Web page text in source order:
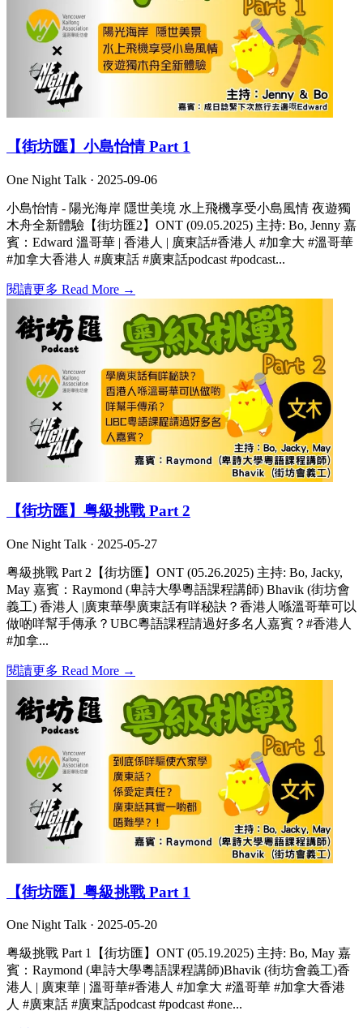
【街坊匯】小島怡情 Part 1
One Night Talk · 2025-09-06
小島怡情 - 陽光海岸 隱世美境 水上飛機享受小島風情 夜遊獨
木舟全新體驗【街坊匯2】ONT (09.05.2025) 主持: Bo, Jenny 嘉
賓：Edward 溫哥華 | 香港人 | 廣東話#香港人 #加拿大 #溫哥華
#加拿大香港人 #廣東話 #廣東話podcast #podcast...
閱讀更多 Read More →
【街坊匯】粤級挑戰 Part 2
One Night Talk · 2025-05-27
粤級挑戰 Part 2【街坊匯】ONT (05.26.2025) 主持: Bo, Jacky,
May 嘉賓：Raymond (卑詩大學粵語課程講師) Bhavik (街坊會
義工) 香港人 |廣東華學廣東話有咩秘訣？香港人喺溫哥華可以
做啲咩幫手傳承？UBC粵語課程請過好多名人嘉賓？#香港人
#加拿...
閱讀更多 Read More →
【街坊匯】粤級挑戰 Part 1
One Night Talk · 2025-05-20
粤級挑戰 Part 1【街坊匯】ONT (05.19.2025) 主持: Bo, May 嘉
賓：Raymond (卑詩大學粵語課程講師)Bhavik (街坊會義工)香
港人 | 廣東華 | 溫哥華#香港人 #加拿大 #溫哥華 #加拿大香港
人 #廣東話 #廣東話podcast #podcast #one...